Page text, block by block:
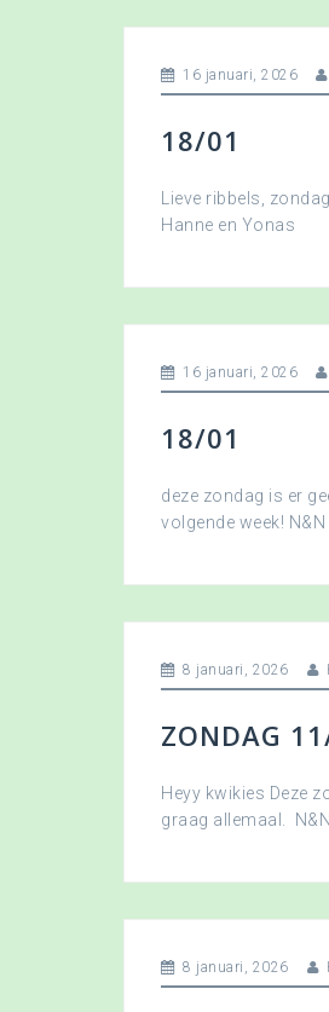
16 januari, 2026
18/01
Lieve ribbels,
Hanne en Yonas
16 januari, 2026
18/01
deze zondag is er
volgende week! N&N
8 januari, 2026
ZONDAG
Heyy kwikies Deze
graag allemaal.
8 januari, 2026